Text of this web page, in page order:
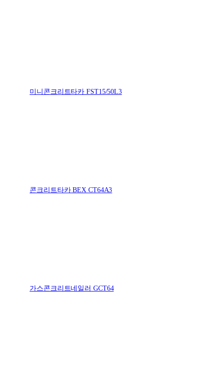
미니콘크리트타카 FST15/50L3
콘크리트타카 BEX CT64A3
가스콘크리트네일러 GCT64